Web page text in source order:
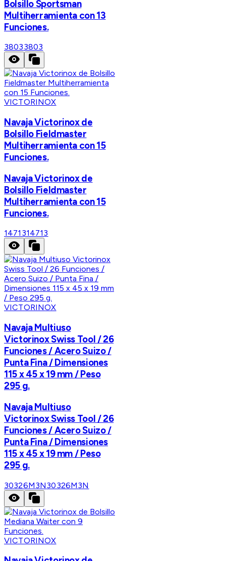
Bolsillo Sportsman
Multiherramienta con 13
Funciones.
38033803
VICTORINOX
Navaja Victorinox de
Bolsillo Fieldmaster
Multiherramienta con 15
Funciones.
Navaja Victorinox de
Bolsillo Fieldmaster
Multiherramienta con 15
Funciones.
1471314713
VICTORINOX
Navaja Multiuso
Victorinox Swiss Tool / 26
Funciones / Acero Suizo /
Punta Fina / Dimensiones
115 x 45 x 19 mm / Peso
295 g.
Navaja Multiuso
Victorinox Swiss Tool / 26
Funciones / Acero Suizo /
Punta Fina / Dimensiones
115 x 45 x 19 mm / Peso
295 g.
30326M3N30326M3N
VICTORINOX